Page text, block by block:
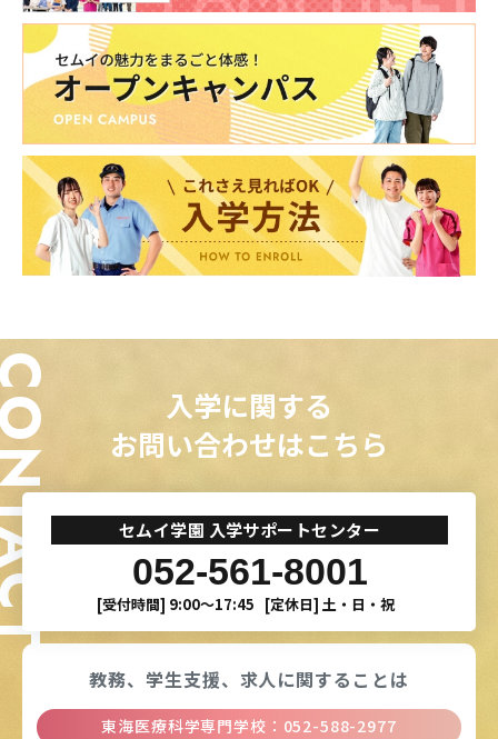
入学に関する
お問い合わせはこちら
セムイ学園 入学サポートセンター
052-561-8001
[受付時間] 9:00〜17:45 [定休日] 土・日・祝
教務、学生支援、 求人に関することは
東海医療科学専門学校 ： 052-588-2977